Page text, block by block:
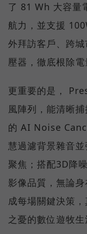
了 81 Wh 大容量
航力，並支援
外拜訪客戶、跨
壓器，徹底根除電
更重要的是，
風陣列，能清晰
的 AI Noise
慧過濾背景雜音
聚焦；搭配3D降
影像品質，無論
成每場關鍵決策
之憂的數位遊牧生